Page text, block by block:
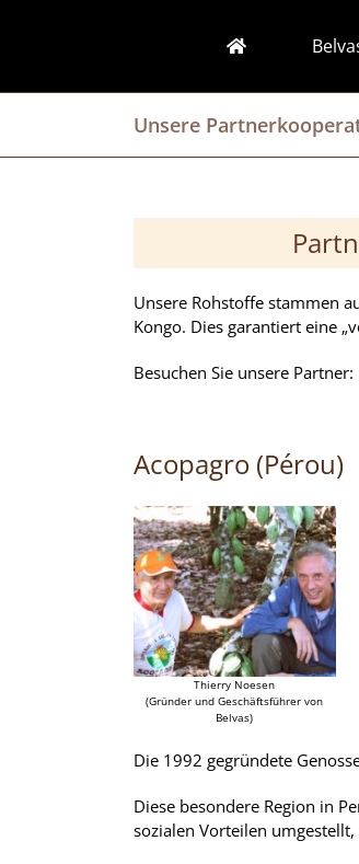
Unsere
Unsere Rohstoffe stammen
Kongo. Dies garantiert eine
Besuchen Sie unsere Partner:
Acopagro (Pérou)
Thierry Noesen
(Gründer und Geschäftsführer von
Belvas)
Die 1992 gegründete
Diese besondere Region in
sozialen Vorteilen